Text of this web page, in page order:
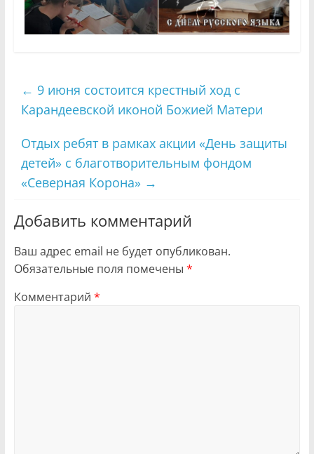
← 9 июня состоится крестный ход с
Карандеевской иконой Божией Матери
Отдых ребят в рамках акции «День защиты
детей» с благотворительным фондом
«Северная Корона» →
Добавить комментарий
Ваш адрес email не будет опубликован.
Обязательные поля помечены *
Комментарий *